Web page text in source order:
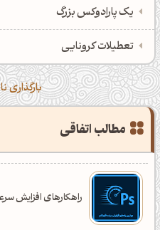
یک پارادوکس بزرگ
تعطیلات کرونایی
بارگذاری
مطالب اتفاقی
راهکارهای افزایش